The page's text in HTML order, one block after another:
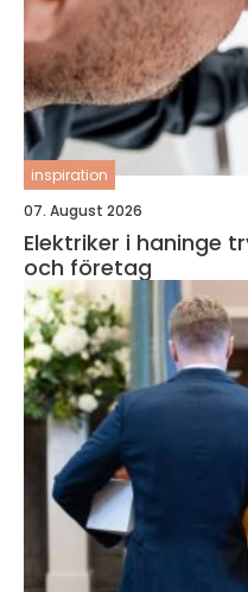
inspiration
07. August 2026
Elektriker i haninge trygg elservice för hem
och företag